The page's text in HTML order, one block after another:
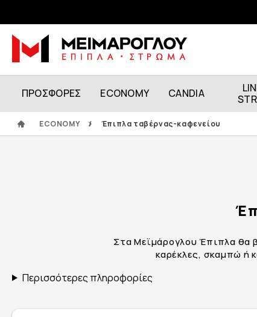
ΠΡΟΣΦΟΡΕΣ ECONOMY CANDIA
ECONOMY / Έπιπλα ταβέρνας-καφενείου
Στα Μεϊμάρογλου Έπιπλα θα
καρέκλες, σκαμπώ ή
Περισσότερες πληροφορίες